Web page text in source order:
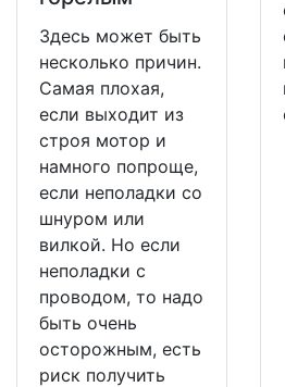
Здесь может быть
несколько причин.
Самая плохая,
если выходит из
строя мотор и
намного попроще,
если неполадки со
шнуром или
вилкой. Но если
неполадки с
проводом, то надо
быть очень
осторожным, есть
риск получить